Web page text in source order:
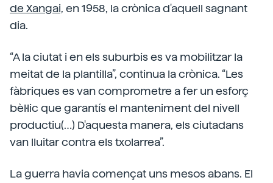
de Xangai, en 1958, la crònica d'aquell sagnant
dia.
“A la ciutat i en els suburbis es va mobilitzar la
meitat de la plantilla”, continua la crònica. “Les
fàbriques es van comprometre a fer un esforç
bèl·lic que garantís el manteniment del nivell
productiu(…) D'aquesta manera, els ciutadans
van lluitar contra els txolarrea”.
La guerra havia començat uns mesos abans. El